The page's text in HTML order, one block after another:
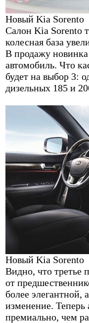
Новый Kia Sorento
Салон Kia Sorento
колесная база
В продажу
автомобиль. Что
будет на выбор 3:
дизельных 185 и
Новый Kia Sorento
Видно, что третье
от
более элегантной,
изменение. Теперь
премиально, чем